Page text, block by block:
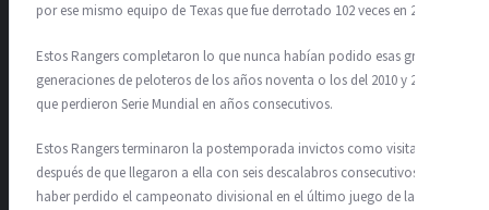
por ese mismo equipo de Texas que fue derrotado 102 veces en 2021.
Estos Rangers completaron lo que nunca habían podido esas grandes
generaciones de peloteros de los años noventa o los del 2010 y 2011,
que perdieron Serie Mundial en años consecutivos.
Estos Rangers terminaron la postemporada invictos como visitantes,
después de que llegaron a ella con seis descalabros consecutivos y
haber perdido el campeonato divisional en el último juego de la